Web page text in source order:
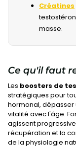
Créatines
masse.
Ce qu'il faut
Les boosters de
stratégiques pour
hormonal,
vitalité avec l'âge.
agissent
récupération et la
de la physiologie